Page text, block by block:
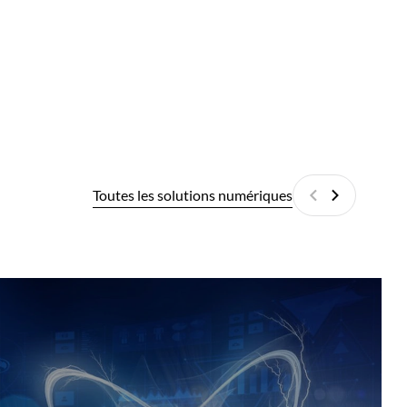
Toutes les solutions numériques
Précédant
Suivant
Fit